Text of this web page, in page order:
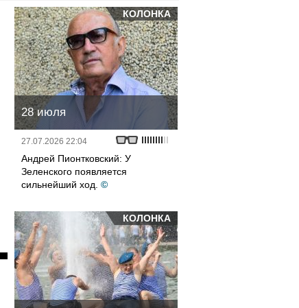
КОЛОНКА
28 июля
27.07.2026 22:04
Андрей Пионтковский: У
Зеленского появляется
сильнейший ход. ©
КОЛОНКА